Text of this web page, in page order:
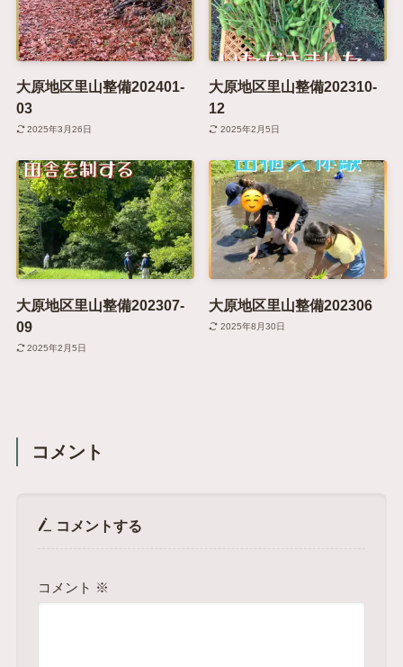
大原地区里山整備202401-
03
2025年3月26日
大原地区里山整備202310-
12
2025年2月5日
大原地区里山整備202307-
09
2025年2月5日
大原地区里山整備202306
2025年8月30日
コメント
コメントする
コメント ※